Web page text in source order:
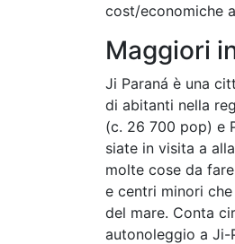
cost/economiche
Maggiori
Ji Paraná è una
di abitanti nella
(c. 26 700 pop) e
siate in visita a
molte cose da
e centri minori
del mare. Conta
autonoleggio a Ji-